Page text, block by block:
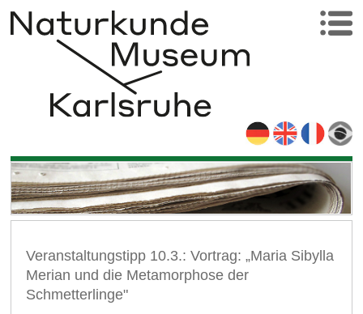
Veranstaltungstipp 10.3.: Vortrag: „Maria Sibylla
Merian und die Metamorphose der
Schmetterlinge"